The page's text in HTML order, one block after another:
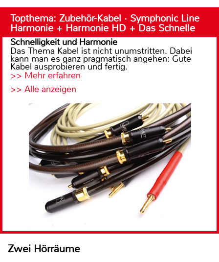
Topthema: Zubehör-Kabel · Symphonic Line
Harmonie + Harmonie HD + Das Schnelle
Schnelligkeit und Harmonie
Das Thema Kabel ist nicht unumstritten. Dabei
kann man es ganz pragmatisch angehen: Gute
Kabel ausprobieren und fertig.
>> Mehr erfahren
>> Alle anzeigen
Zwei Hörräume